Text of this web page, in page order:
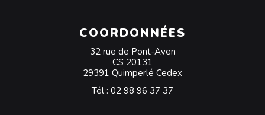
COORDONNÉES
32 rue de Pont-Aven
CS 20131
29391 Quimperlé Cedex
Tél : 02 98 96 37 37